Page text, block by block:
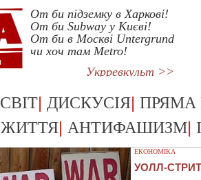
От би підземку в Харкові!
От би Subway у Києві!
От би в Москві Untergrund
чи хоч там Metro!
Укрревкульт >>
СВІТ| ДИСКУСІЯ| ПРЯМА
ЖИТТЯ| АНТИФАШИЗМ|
ЕКОНОМІКА
УОЛЛ-